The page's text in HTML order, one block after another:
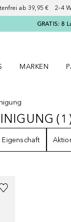
ab 39,95 € 2–4
GRATIS: 8
MARKEN
(1
Eigenschaft